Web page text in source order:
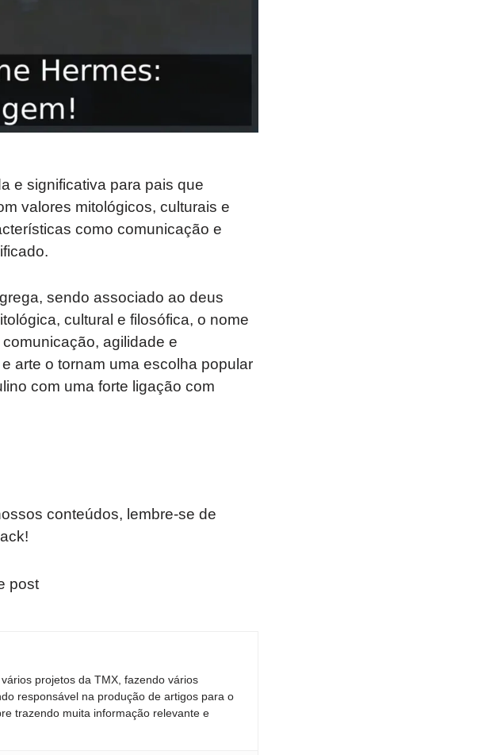
e significativa para pais que
valores mitológicos, culturais e
como comunicação e
sendo associado ao deus
cultural e filosófica, o nome
agilidade e
arte o tornam uma escolha popular
com uma forte ligação com
conteúdos, lembre-se de
post
projetos da TMX, fazendo vários
responsável na produção de artigos para o
trazendo muita informação relevante e